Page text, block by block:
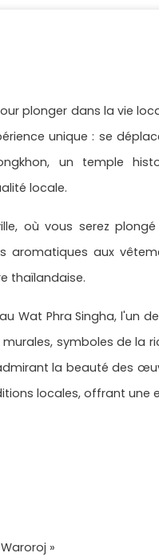
plonger dans la vie
unique : se
un temple
locale.
où vous serez
aux
thaïlandaise.
Wat Phra Singha, l'un
symboles de la
la beauté des
locales, offrant une
»